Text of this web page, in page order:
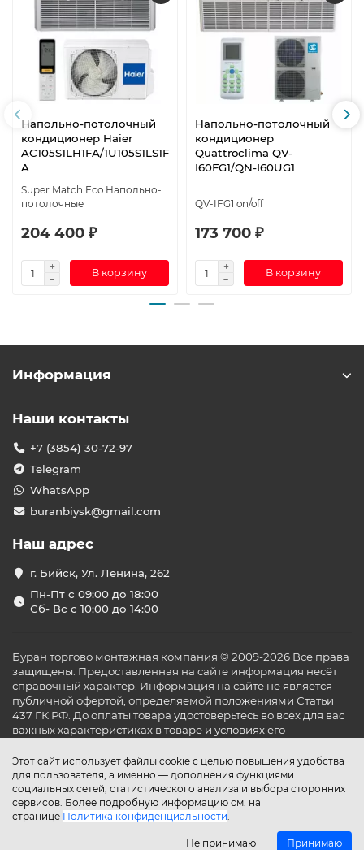
Напольно-потолочный
кондиционер Haier
AC105S1LH1FA/1U105S1LS1F
A
Super Match Eco Напольно-
потолочные
204 400 ₽
В корзину
Напольно-потолочный
кондиционер
Quattroclima QV-
I60FG1/QN-I60UG1
QV-IFG1 on/off
173 700 ₽
В корзину
Этот сайт использует файлы cookie с целью повышения удобства
для пользователя, а именно — дополнения функциями
социальных сетей, статистического анализа и выбора сторонних
сервисов. Более подробную информацию см. на
странице Политика конфиденциальности.
Не принимаю Принимаю
Информация
Наши контакты
+7 (3854) 30-72-97
Telegram
WhatsApp
buranbiysk@gmail.com
Наш адрес
г. Бийск, Ул. Ленина, 262
Пн-Пт с 09:00 до 18:00
Сб- Вс с 10:00 до 14:00
Буран торгово монтажная компания © 2009-2026 Все права
защищены. Предоставленная на сайте информация несёт
справочный характер. Информация на сайте не является
публичной офертой, определяемой положениями Статьи
437 ГК РФ. До оплаты товара удостоверьтесь во всех для вас
важных характеристиках в товаре и условиях его